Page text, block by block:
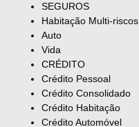
SEGUROS
Habitação Multi-riscos
Auto
Vida
CRÉDITO
Crédito Pessoal
Crédito Consolidado
Crédito Habitação
Crédito Automóvel